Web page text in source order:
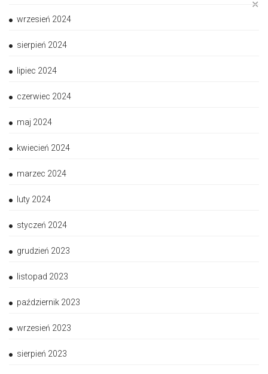
✕
wrzesień 2024
sierpień 2024
lipiec 2024
czerwiec 2024
maj 2024
kwiecień 2024
marzec 2024
luty 2024
styczeń 2024
grudzień 2023
listopad 2023
październik 2023
wrzesień 2023
sierpień 2023